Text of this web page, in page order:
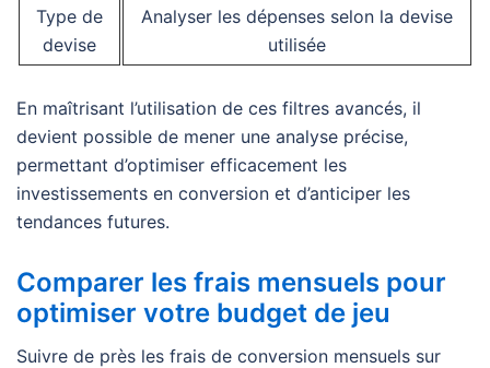
Type de
devise
Analyser les dépenses selon la devise
utilisée
En maîtrisant l’utilisation de ces filtres avancés, il
devient possible de mener une analyse précise,
permettant d’optimiser efficacement les
investissements en conversion et d’anticiper les
tendances futures.
Comparer les frais mensuels pour
optimiser votre budget de jeu
Suivre de près les frais de conversion mensuels sur